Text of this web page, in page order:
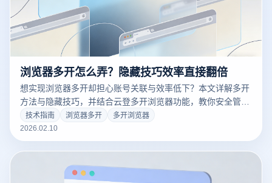
浏览器多开怎么弄？隐藏技巧效率直接翻倍
想实现浏览器多开却担心账号关联与效率低下？本文详解多开
方法与隐藏技巧，并结合云登多开浏览器功能，教你安全管理
多账号，适合电商、社媒与运营场景，一篇看懂多开浏览器的
正确用法，新手也能快速上手，立即提升账号安全性。
技术指南 浏览器多开
多开浏览器
2026.02.10